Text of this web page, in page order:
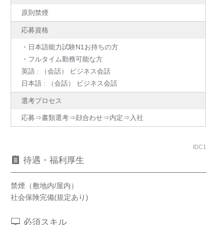
原則禁煙
応募資格
・日本語能力試験N1お持ちの方
・フルタイム勤務可能な方
英語 : （会話） ビジネス会話
日本語 : （会話） ビジネス会話
選考プロセス
応募⇒書類選考⇒顔合わせ⇒内定⇒入社
IDC1
待遇・福利厚生
禁煙（敷地内/屋内）
社会保険完備(規定あり)
必須スキル